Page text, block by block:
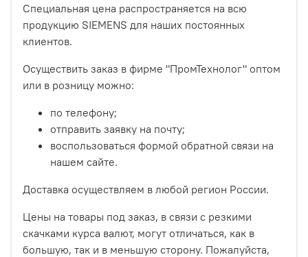
Специальная цена распространяется на всю
продукцию SIEMENS для наших постоянных
клиентов.
Осуществить заказ в фирме "ПромТехнолог" оптом
или в розницу можно:
по телефону;
отправить заявку на почту;
воспользоваться формой обратной связи на
нашем сайте.
Доставка осуществляем в любой регион России.
Цены на товары под заказ, в связи с резкими
скачками курса валют, могут отличаться, как в
большую, так и в меньшую сторону. Пожалуйста,